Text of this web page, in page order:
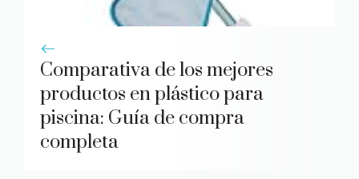
Comparativa de los mejores
productos en plástico para
piscina: Guía de compra
completa